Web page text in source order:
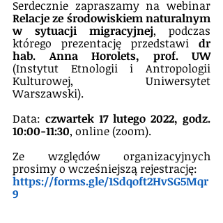
Relacje ze środowiskiem naturalnym
w sytuacji migracyjnej, podczas
którego prezentację przedstawi dr
hab. Anna Horolets, prof. UW
(Instytut Etnologii i Antropologii
Kulturowej, Uniwersytet
Warszawski).
Data: czwartek 17 lutego 2022, godz.
10:00-11:30, online (zoom).
Ze względów organizacyjnych
prosimy o wcześniejszą rejestrację:
https://forms.gle/1Sdqoft2HvSG5Mqr
9